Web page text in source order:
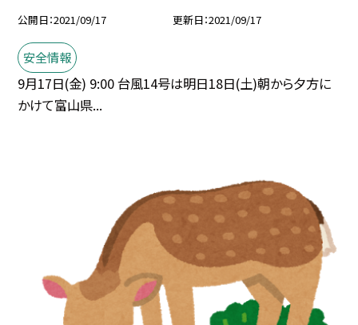
公開日 2021/09/17 更新日 2021/09/17
安全情報
9月17日(金) 9:00 台風14号は明日18日(土)朝から夕方に
かけて富山県...